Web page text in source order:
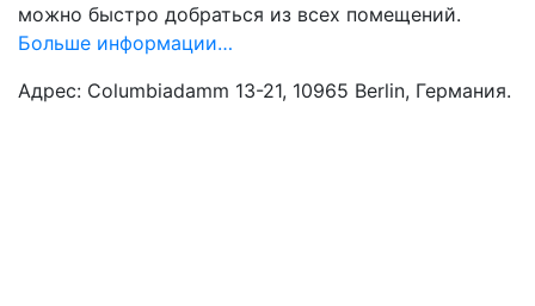
можно быстро добраться из всех помещений.
Больше информации…
Адрес: Columbiadamm 13-21, 10965 Berlin, Германия.